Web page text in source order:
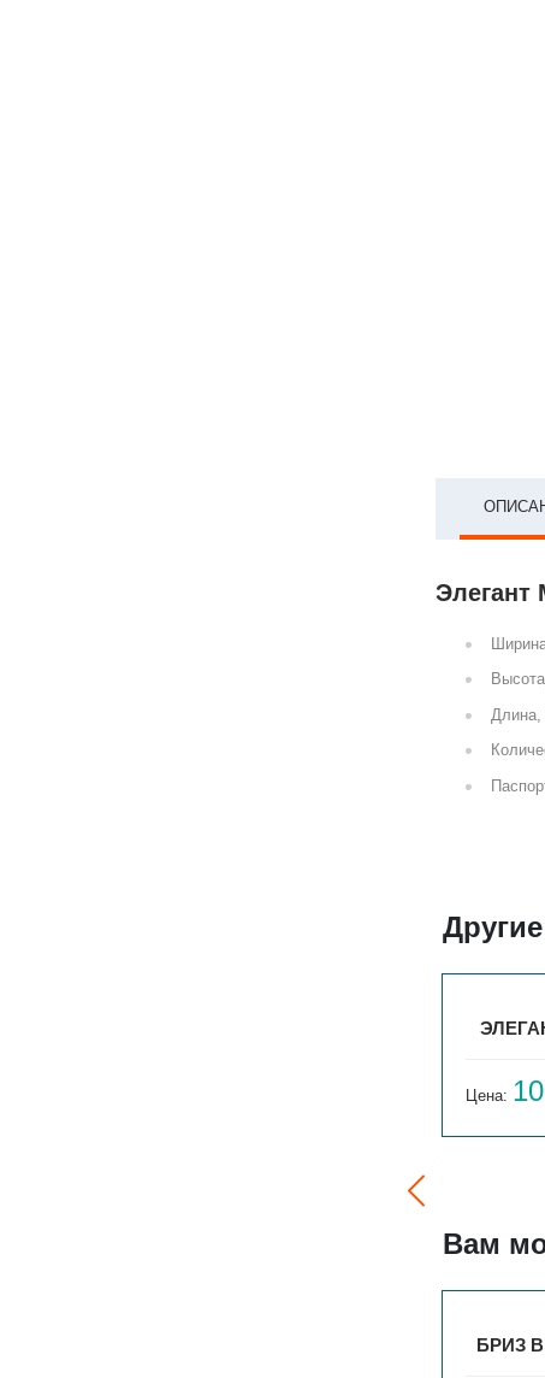
Элегант
Цена:
Вам
БРИЗ В